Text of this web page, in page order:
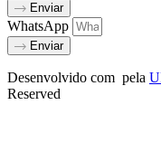
Enviar
WhatsApp
Enviar
Desenvolvido com pela
Reserved